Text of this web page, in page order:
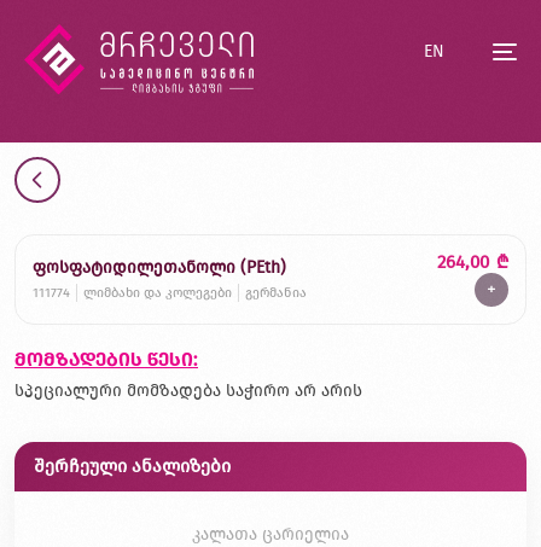
EN
ფოსფატიდილეთანოლი (PEth)
111774 ლიმბახი და კოლეგები გერმანია
264,00 ₾
+
მომზადების წესი:
სპეციალური მომზადება საჭირო არ არის
შერჩეული ანალიზები
კალათა ცარიელია